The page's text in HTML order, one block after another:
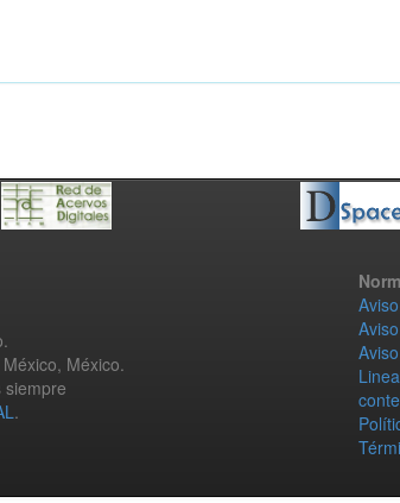
México.
siempre
.